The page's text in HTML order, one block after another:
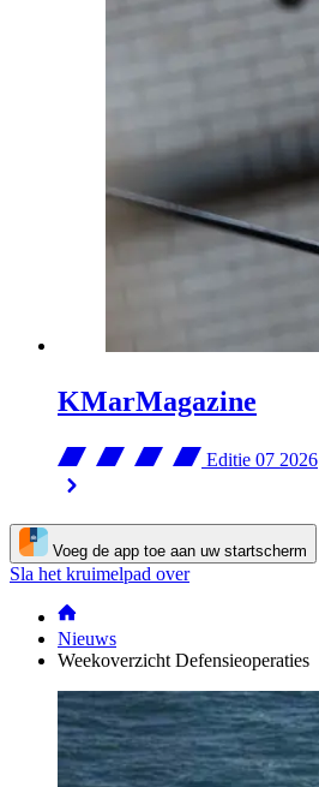
KMarMagazine
Editie 07 2026
Voeg de app toe aan uw startscherm
Sla het kruimelpad over
Nieuws
Weekoverzicht Defensieoperaties